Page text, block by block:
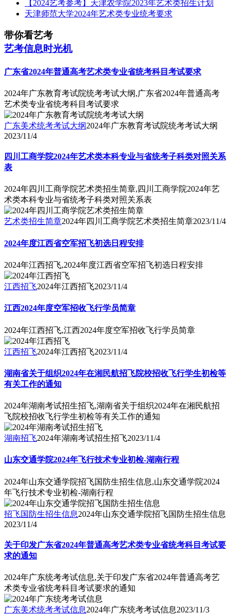
【2024艺考参考】天津农学院2023年艺术类招生计划
天津师范大学2024年艺术类专业统考要求
带你看艺考
艺考信息时光机
广东省2024年普通高考艺术类专业省统考科目考试要求
2024年广东教育考试院统考考试大纲,广东省2024年普通高考
艺术类专业省统考科目考试要求
广东美术统考考试大纲2024年广东教育考试院统考考试大纲
2023/11/4
四川工商学院2024年艺术类本科专业与省统考子科类对照关系
表
2024年四川工商学院艺术类招生简章,四川工商学院2024年艺
术类本科专业与省统考子科类对照关系表
艺术类招生简章2024年四川工商学院艺术类招生简章2023/11/4
2024年度江西省空军招飞初选日程安排
2024年江西招飞,2024年度江西省空军招飞初选日程安排
江西招飞2024年江西招飞2023/11/4
江西2024年度空军招收飞行学员简章
2024年江西招飞,江西2024年度空军招收飞行学员简章
江西招飞2024年江西招飞2023/11/4
湖南省关于组织2024年在湘民航招飞院校招收飞行学生初检等
有关工作的通知
2024年湖南考试招生招飞,湖南省关于组织2024年在湘民航招
飞院校招收飞行学生初检等有关工作的通知
湖南招飞2024年湖南考试招生招飞2023/11/4
山东交通学院2024年飞行技术专业初检-湖南行程
2024年山东交通学院招飞国防生招生信息,山东交通学院2024
年飞行技术专业初检-湖南行程
招飞国防生招生信息2024年山东交通学院招飞国防生招生信息
2023/11/4
关于印发广东省2024年普通高考艺术类专业省统考科目考试要
求的通知
2024年广东统考考试信息,关于印发广东省2024年普通高考艺
术类专业省统考科目考试要求的通知
广东美术统考考试信息2024年广东统考考试信息2023/11/3